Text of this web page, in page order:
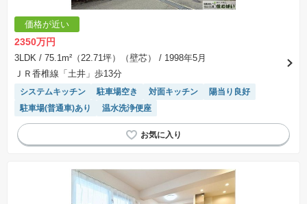
価格が近い
2350万円
3LDK / 75.1m²（22.71坪）（壁芯）
/ 1998年5月
ＪＲ香椎線「土井」歩13分
システムキッチン 駐車場空き 対面キッチン
陽当り良好
駐車場(普通車)あり
温水洗浄便座